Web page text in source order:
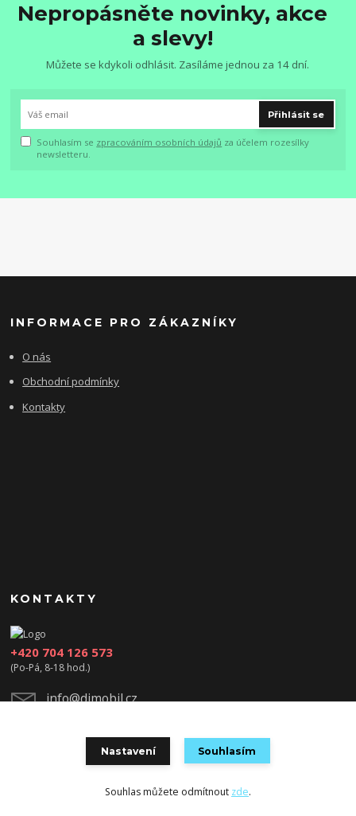
Nepropásněte novinky, akce
a slevy!
Můžete se kdykoli odhlásit. Zasíláme jednou za 14 dní.
Přihlásit se
Souhlasím se zpracováním osobních údajů za účelem rozesílky
newsletteru.
INFORMACE PRO ZÁKAZNÍKY
O nás
Obchodní podmínky
Kontakty
KONTAKTY
+420 704 126 573
(Po-Pá, 8-18 hod.)
info@djmobil.cz
Vytvořeno na Eshop-rychle.cz
Nastavení Souhlasím
Souhlas můžete odmítnout zde.